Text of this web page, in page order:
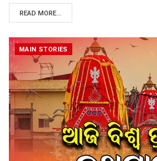
READ MORE...
MAIN STORIES